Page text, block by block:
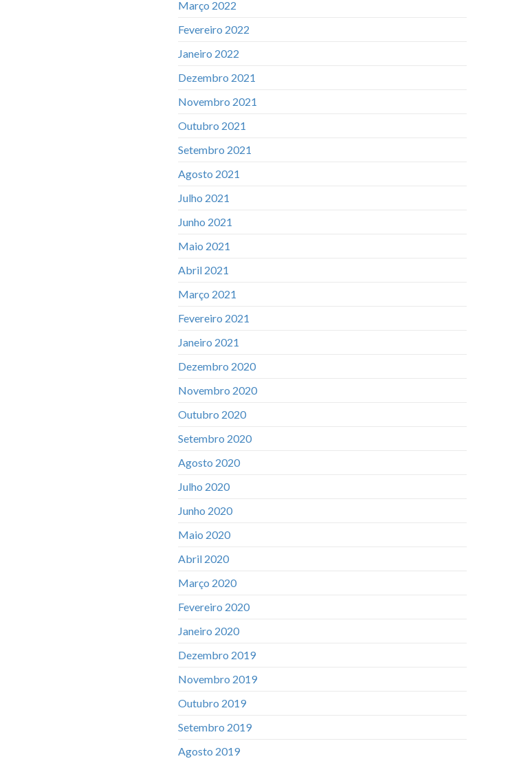
Março 2022
Fevereiro 2022
Janeiro 2022
Dezembro 2021
Novembro 2021
Outubro 2021
Setembro 2021
Agosto 2021
Julho 2021
Junho 2021
Maio 2021
Abril 2021
Março 2021
Fevereiro 2021
Janeiro 2021
Dezembro 2020
Novembro 2020
Outubro 2020
Setembro 2020
Agosto 2020
Julho 2020
Junho 2020
Maio 2020
Abril 2020
Março 2020
Fevereiro 2020
Janeiro 2020
Dezembro 2019
Novembro 2019
Outubro 2019
Setembro 2019
Agosto 2019